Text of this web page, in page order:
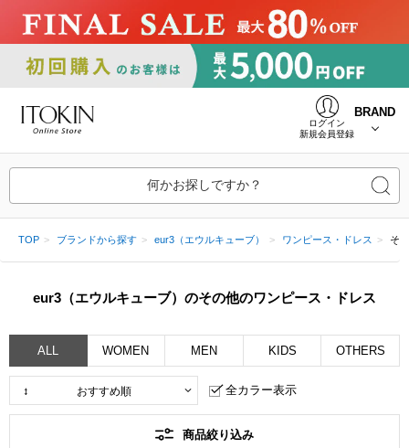
ログイン
新規会員登録
BRAND
何かお探しですか？
TOP ブランドから探す eur3（エウルキューブ） ワンピース・ドレス そ
eur3（エウルキューブ）のその他のワンピース・ドレス
ALL WOMEN MEN KIDS OTHERS
全カラー表示
商品絞り込み